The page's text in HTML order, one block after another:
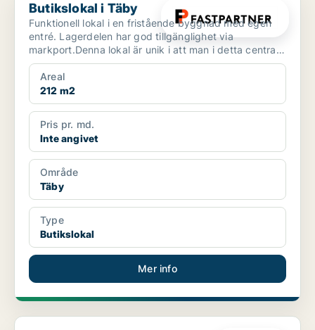
Butikslokal i Täby
Funktionell lokal i en fristående byggnad med egen
entré. Lagerdelen har god tillgänglighet via
markport.Denna lokal är unik i att man i detta centrala
läge ...
Areal
212 m2
Pris pr. md.
Inte angivet
Område
Täby
Type
Butikslokal
Mer info
Kontor i Täby